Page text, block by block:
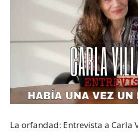
La orfandad: Entrevista a Carla